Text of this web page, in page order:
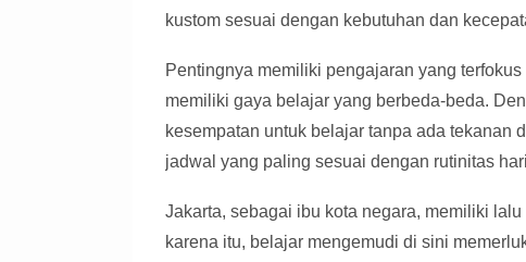
kustom sesuai dengan kebutuhan dan
Pentingnya memiliki pengajaran yang
memiliki gaya belajar yang berbeda-beda.
kesempatan untuk belajar tanpa ada tekanan
jadwal yang paling sesuai dengan rutinitas
Jakarta, sebagai ibu kota negara, memiliki
karena itu, belajar mengemudi di sini